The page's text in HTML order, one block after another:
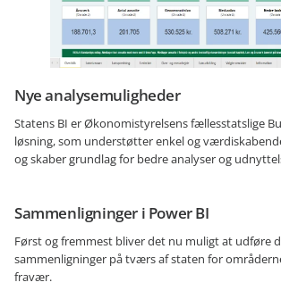
Nye analysemuligheder
Statens BI er Økonomistyrelsens fællesstatslige
løsning, som understøtter enkel og
og skaber grundlag for bedre analyser og
Sammenligninger i Power BI
Først og fremmest bliver det nu muligt at udføre
sammenligninger på tværs af staten for
fravær.